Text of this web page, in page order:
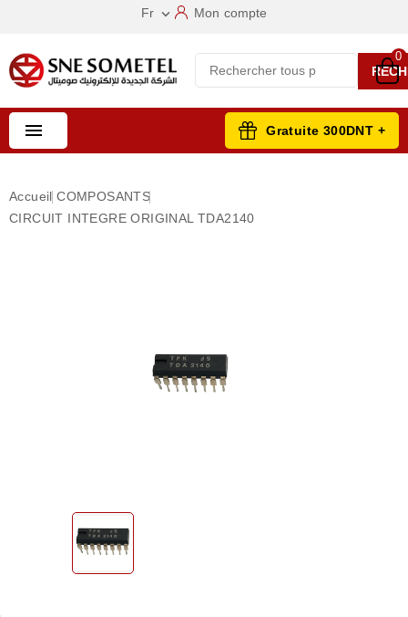
Fr  Mon compte
0
 Gratuite 300DNT +
Accueil COMPOSANTS
CIRCUIT INTEGRE ORIGINAL TDA2140